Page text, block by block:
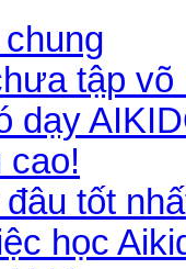
tập võ
dạy
cao!
tốt
học